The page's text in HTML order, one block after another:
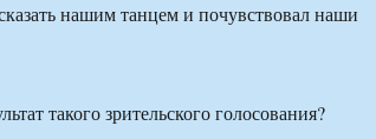
нашим танцем и почувствовал наши
такого зрительского голосования?